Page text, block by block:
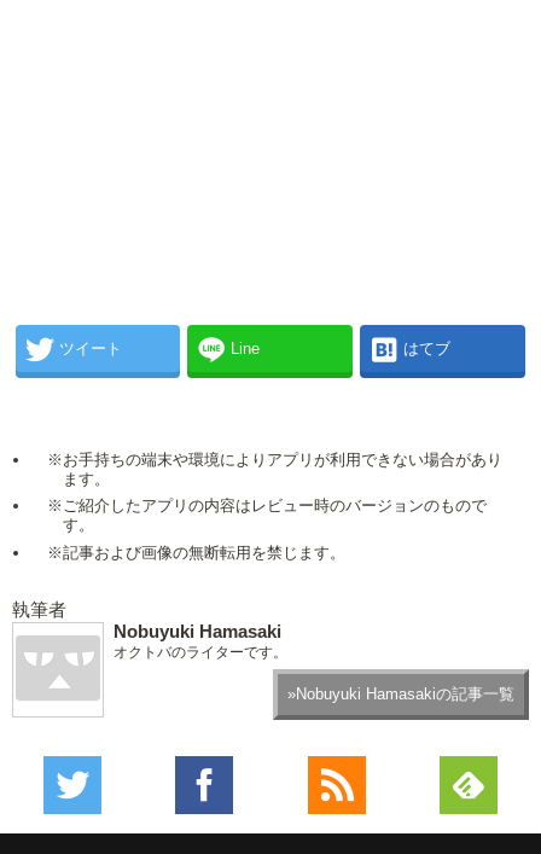
ツイート Line はてブ
※お手持ちの端末や環境によりアプリが利用できない場合があり
ます。
※ご紹介したアプリの内容はレビュー時のバージョンのもので
す。
※記事および画像の無断転用を禁じます。
執筆者
Nobuyuki Hamasaki
オクトバのライターです。
»Nobuyuki Hamasakiの記事一覧